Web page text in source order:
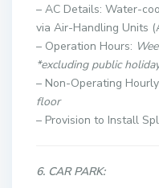
– AC Details: Water-
via Air-Handling Units
– Operation Hours:
*excluding public
– Non-Operating
floor
– Provision to Install
6. CAR PARK: